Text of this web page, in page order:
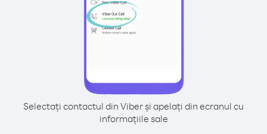
Selectați contactul din Viber și apelați din ecranul cu
informațiile sale